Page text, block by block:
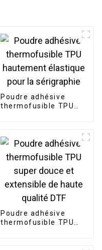
Poudre adhésive
thermofusible TPU
Poudre adhésive
thermofusible TPU